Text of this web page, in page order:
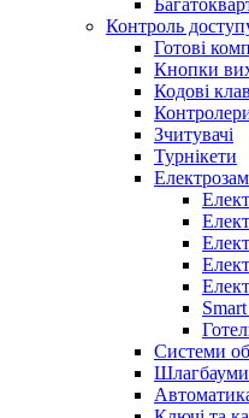
Контроль
Готові
Кнопки
Кодові
Зчитувачі
Турнікети
Системи
Шлагбауми